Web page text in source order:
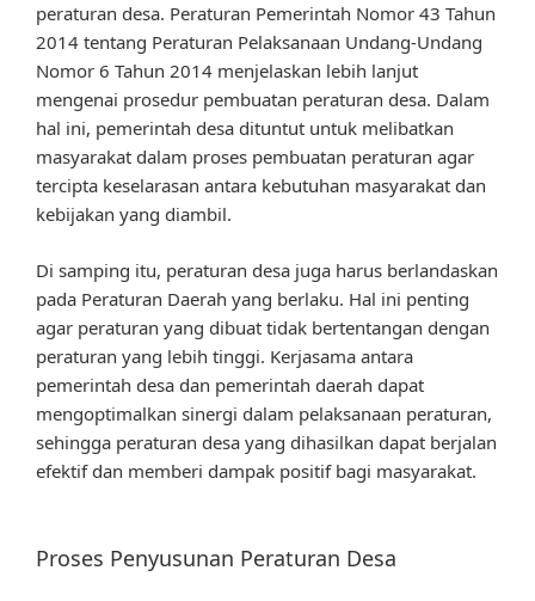
peraturan desa. Peraturan Pemerintah Nomor 43 Tahun
2014 tentang Peraturan Pelaksanaan Undang-Undang
Nomor 6 Tahun 2014 menjelaskan lebih lanjut
mengenai prosedur pembuatan peraturan desa. Dalam
hal ini, pemerintah desa dituntut untuk melibatkan
masyarakat dalam proses pembuatan peraturan agar
tercipta keselarasan antara kebutuhan masyarakat dan
kebijakan yang diambil.
Di samping itu, peraturan desa juga harus berlandaskan
pada Peraturan Daerah yang berlaku. Hal ini penting
agar peraturan yang dibuat tidak bertentangan dengan
peraturan yang lebih tinggi. Kerjasama antara
pemerintah desa dan pemerintah daerah dapat
mengoptimalkan sinergi dalam pelaksanaan peraturan,
sehingga peraturan desa yang dihasilkan dapat berjalan
efektif dan memberi dampak positif bagi masyarakat.
Proses Penyusunan Peraturan Desa